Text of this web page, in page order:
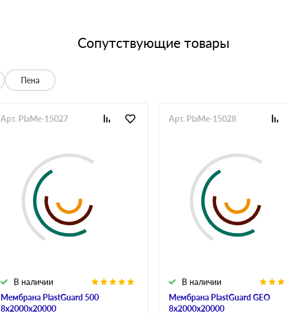
Сопутствующие товары
Пена
Мембрана PlastGuard 500
8х2000х20000
В наличии
Арт. PlaMe-15027
Мембрана PlastGuard GEO
8х2000х20000
В наличии
Арт. PlaMe-15028